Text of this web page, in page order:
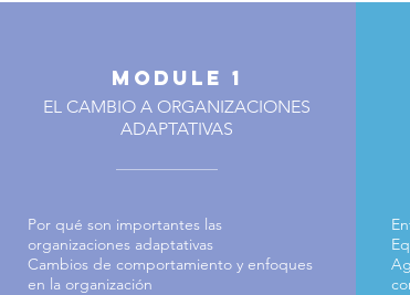
MODULE 1
EL CAMBIO A ORGANIZACIONES
ADAPTATIVAS
Por qué son importantes las
organizaciones adaptativas
Cambios de comportamiento y enfoques
en la organización